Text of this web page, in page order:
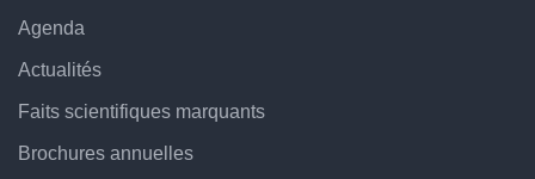
Agenda
Actualités
Faits scientifiques marquants
Brochures annuelles